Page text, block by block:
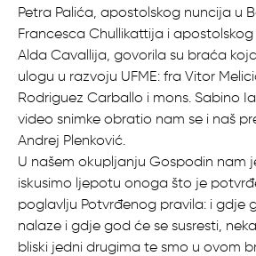
Petra Palića, apostolskog nuncija u
Francesca Chullikattija i
Alda Cavallija, govorila su braća
ulogu u razvoju UFME: fra Vitor
Rodriguez Carballo i mons. Sabino
video snimke obratio nam se i naš
Andrej Plenković.
U našem okupljanju Gospodin nam
iskusimo ljepotu onoga što je
poglavlju Potvrđenog pravila: i gdje
nalaze i gdje god će se susresti,
bliski jedni drugima te smo u ovom